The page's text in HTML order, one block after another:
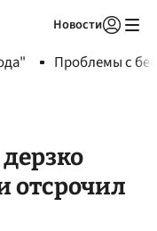
Новости
Проблемы с
отсрочил